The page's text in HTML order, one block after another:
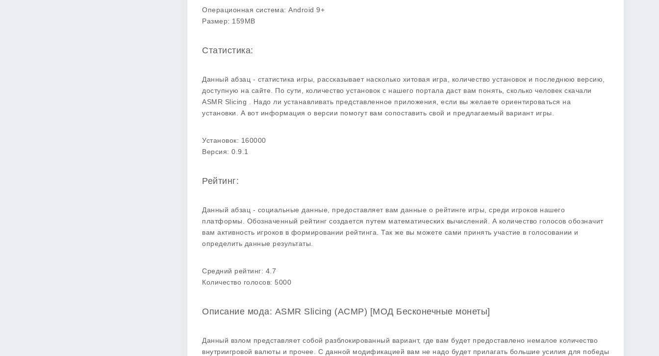
Операционная система: Android 9+
Размер: 159MB
Статистика:
Данный абзац - статистика игры, рассказывает насколько хитовая игра, количество установок и последнюю версию,
доступную на сайте. По сути, количество установок с нашего портала даст вам понять, сколько человек скачали
ASMR Slicing . Надо ли устанавливать представленное приложения, если вы желаете ориентироваться на
установки. А вот информация о версии помогут вам сопоставить свой и предлагаемый вариант игры.
Установок: 160000
Версия: 0.9.1
Рейтинг:
Данный абзац - социальные данные, предоставляет вам данные о рейтинге игры, среди игроков нашего
платформы. Обозначенный рейтинг создается путем математических вычислений. А количество голосов обозначит
вам активность игроков в формировании рейтинга. Так же вы можете сами принять участие в голосовании и
определить данные результаты.
Средний рейтинг: 4.7
Количество голосов: 5000
Описание мода: ASMR Slicing (АСМР) [МОД Бесконечные монеты]
Данный взлом представляет собой разблокированный вариант, где вам будет предоставлено немалое количество
внутриигровой валюты и прочее. С данной модификацией вам не надо будет прилагать большие усилия для победы